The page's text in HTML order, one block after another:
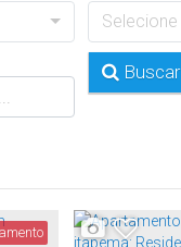
Selecione
Buscar